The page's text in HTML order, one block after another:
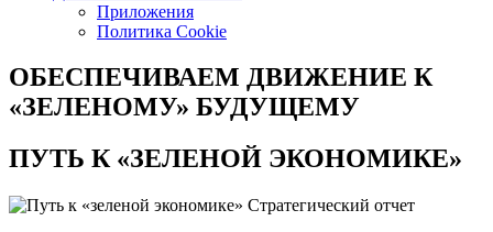
Приложения
Политика Cookie
ОБЕСПЕЧИВАЕМ ДВИЖЕНИЕ К
«ЗЕЛЕНОМУ» БУДУЩЕМУ
ПУТЬ К«ЗЕЛЕНОЙ ЭКОНОМИКЕ»
Стратегический отчет